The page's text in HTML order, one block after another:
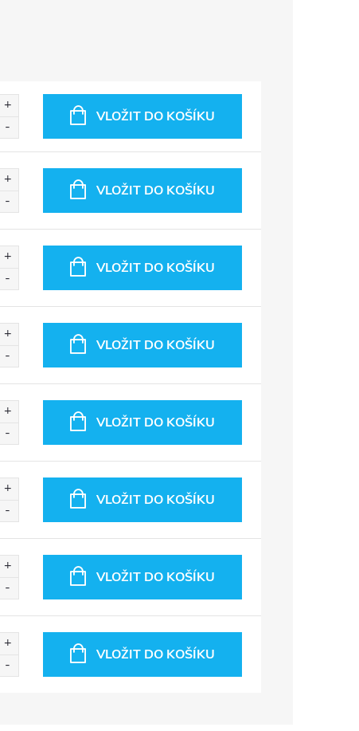
VLOŽIT DO KOŠÍKU
VLOŽIT DO KOŠÍKU
VLOŽIT DO KOŠÍKU
VLOŽIT DO KOŠÍKU
VLOŽIT DO KOŠÍKU
VLOŽIT DO KOŠÍKU
VLOŽIT DO KOŠÍKU
VLOŽIT DO KOŠÍKU